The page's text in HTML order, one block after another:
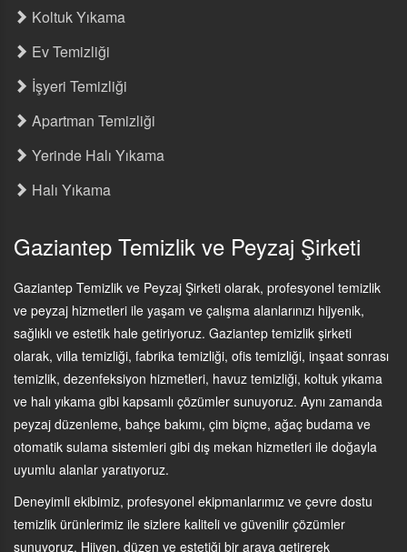
Koltuk Yıkama
Ev Temizliği
İşyeri Temizliği
Apartman Temizliği
Yerinde Halı Yıkama
Halı Yıkama
Gaziantep Temizlik ve Peyzaj Şirketi
Gaziantep Temizlik ve Peyzaj Şirketi olarak, profesyonel temizlik
ve peyzaj hizmetleri ile yaşam ve çalışma alanlarınızı hijyenik,
sağlıklı ve estetik hale getiriyoruz. Gaziantep temizlik şirketi
olarak, villa temizliği, fabrika temizliği, ofis temizliği, inşaat sonrası
temizlik, dezenfeksiyon hizmetleri, havuz temizliği, koltuk yıkama
ve halı yıkama gibi kapsamlı çözümler sunuyoruz. Aynı zamanda
peyzaj düzenleme, bahçe bakımı, çim biçme, ağaç budama ve
otomatik sulama sistemleri gibi dış mekan hizmetleri ile doğayla
uyumlu alanlar yaratıyoruz.
Deneyimli ekibimiz, profesyonel ekipmanlarımız ve çevre dostu
temizlik ürünlerimiz ile sizlere kaliteli ve güvenilir çözümler
sunuyoruz. Hijyen, düzen ve estetiği bir araya getirerek